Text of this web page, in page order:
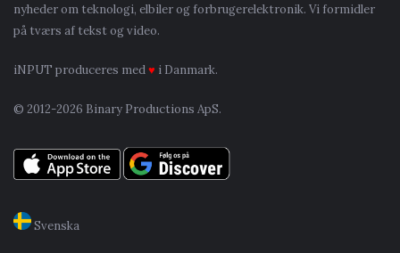
nyheder om teknologi, elbiler og forbrugerelektronik. Vi formidler
på tværs af tekst og video.
iNPUT produceres med♥ i Danmark.
© 2012-2026 Binary Productions ApS.
Svenska